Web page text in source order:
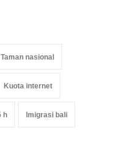
Taman nasional
Kuota internet
h Imigrasi bali